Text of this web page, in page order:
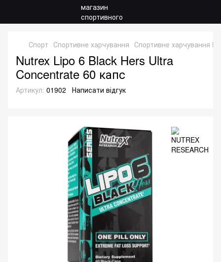
Спорт Спортивне харчування Спортивне харчування
Nutrex Lipo 6 Black Hers Ultra
Concentrate 60 капс
Артикул: 01902 Написати відгук